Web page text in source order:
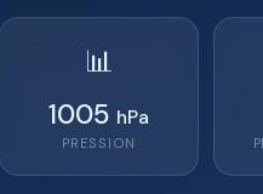
📊
1005 hPa
PRESSION